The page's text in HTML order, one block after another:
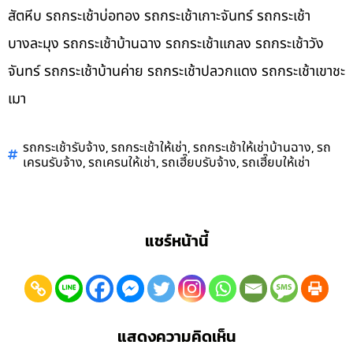
สัตหีบ รถกระเช้าบ่อทอง รถกระเช้าเกาะจันทร์ รถกระเช้า
บางละมุง รถกระเช้าบ้านฉาง รถกระเช้าแกลง รถกระเช้าวัง
จันทร์ รถกระเช้าบ้านค่าย รถกระเช้าปลวกแดง รถกระเช้าเขาชะ
เมา
รถกระเช้ารับจ้าง,รถกระเช้าให้เช่า,รถกระเช้าให้เช่าบ้านฉาง,รถ
เครนรับจ้าง,รถเครนให้เช่า,รถเฮี๊ยบรับจ้าง,รถเฮี๊ยบให้เช่า
แชร์หน้านี้
แสดงความคิดเห็น